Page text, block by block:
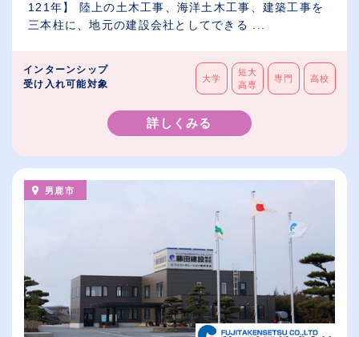
121年】 陸上の土木工事、海洋土木工事、建築工事を
三本柱に、地元の建設会社としてできる ...
インターンシップ
受け入れ可能対象
大学
短大
高専
専門 高校
詳しくみる
男鹿市